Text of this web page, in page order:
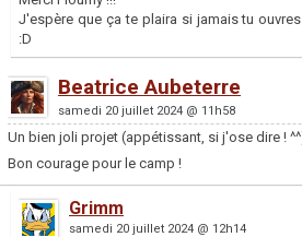
J'espère que ça te plaira si jamais tu
:D
Beatrice Aubeterre
samedi 20 juillet 2024 @ 11h58
Un bien joli projet (appétissant, si j'ose dire !
Bon courage pour le camp !
Grimm
samedi 20 juillet 2024 @ 12h14